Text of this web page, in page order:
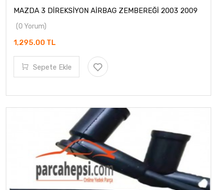
MAZDA 3 DİREKSİYON AİRBAG ZEMBEREĞİ 2003 2009
(0 Yorum)
1,295.00 TL
Sepete Ekle